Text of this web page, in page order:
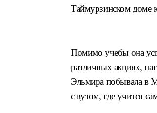
Таймурзинском доме
Помимо учебы она
различных акциях,
Эльмира побывала в
с вузом,где учится